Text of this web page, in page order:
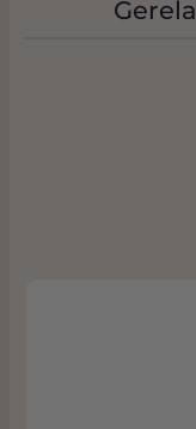
Latour - de